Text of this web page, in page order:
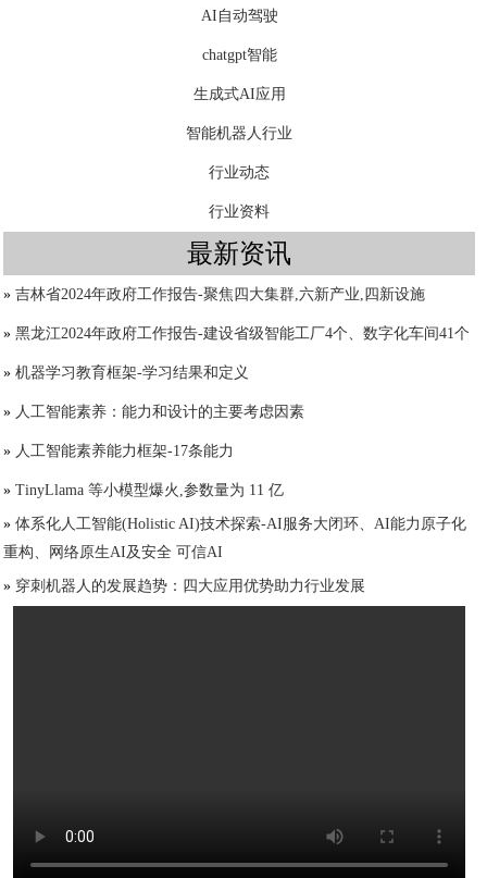
AI自动驾驶
chatgpt智能
生成式AI应用
智能机器人行业
行业动态
行业资料
最新资讯
» 吉林省2024年政府工作报告-聚焦四大集群,六新产业,四新设施
» 黑龙江2024年政府工作报告-建设省级智能工厂4个、数字化车间41个
» 机器学习教育框架-学习结果和定义
» 人工智能素养：能力和设计的主要考虑因素
» 人工智能素养能力框架-17条能力
» TinyLlama 等小模型爆火,参数量为 11 亿
» 体系化人工智能(Holistic AI)技术探索-AI服务大闭环、AI能力原子化
重构、网络原生AI及安全 可信AI
» 穿刺机器人的发展趋势：四大应用优势助力行业发展